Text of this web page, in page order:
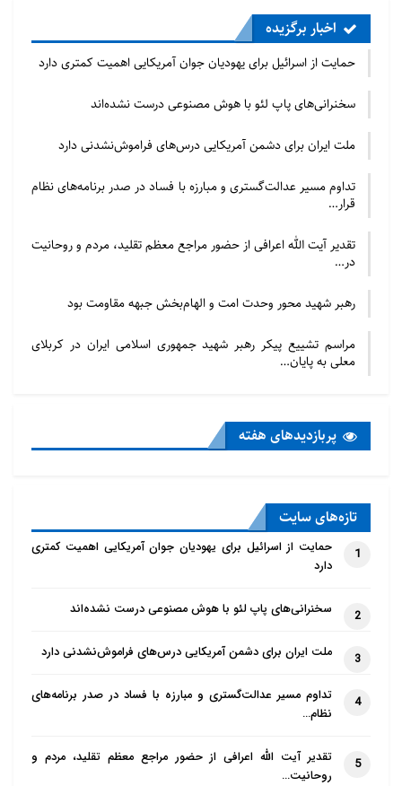
اخبار برگزیده
حمایت از اسرائیل برای یهودیان جوان آمریکایی اهمیت کمتری دارد
سخنرانی‌های پاپ لئو با هوش مصنوعی درست نشده‌اند
ملت ایران برای دشمن آمریکایی درس‌های فراموش‌نشدنی دارد
تداوم مسیر عدالت‌گستری و مبارزه با فساد در صدر برنامه‌های نظام
قرار…
تقدیر آیت الله اعرافی از حضور مراجع معظم تقلید، مردم و روحانیت
در…
رهبر شهید محور وحدت امت و الهام‌بخش جبهه مقاومت بود
مراسم تشییع پیکر رهبر شهید جمهوری اسلامی ایران در کربلای
معلی به پایان…
پربازدید‌های هفته
تازه‌‌های سایت
1
حمایت از اسرائیل برای یهودیان جوان آمریکایی اهمیت کمتری
دارد
2 سخنرانی‌های پاپ لئو با هوش مصنوعی درست نشده‌اند
3 ملت ایران برای دشمن آمریکایی درس‌های فراموش‌نشدنی دارد
4
تداوم مسیر عدالت‌گستری و مبارزه با فساد در صدر برنامه‌های
نظام…
5
تقدیر آیت الله اعرافی از حضور مراجع معظم تقلید، مردم و
روحانیت…